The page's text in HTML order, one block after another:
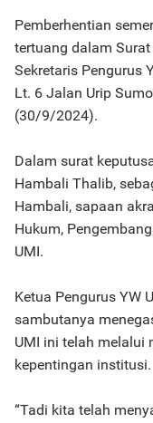
Pemberhentian
tertuang dalam
Sekretaris Pengurus
Lt. 6 Jalan Urip
(30/9/2024).
Dalam surat
Hambali Thalib,
Hambali, sapaan
Hukum,
UMI.
Ketua Pengurus YW
sambutanya
UMI ini telah melalui
kepentingan institusi.
“Tadi kita telah